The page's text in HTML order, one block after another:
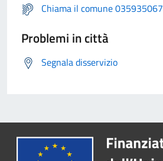
Chiama il comune 035935067
Problemi in città
Segnala disservizio